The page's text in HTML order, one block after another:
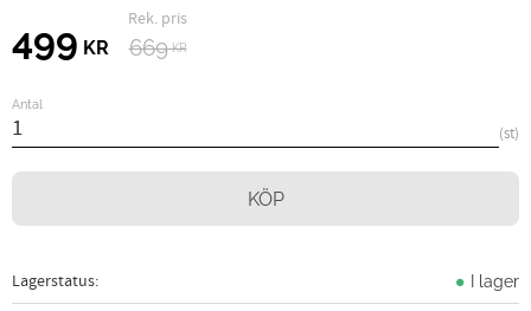
Nedsatt pris:
499 KR
Ordinarie pris:
669KR
Antal
st
KÖP
Lagerstatus I lager